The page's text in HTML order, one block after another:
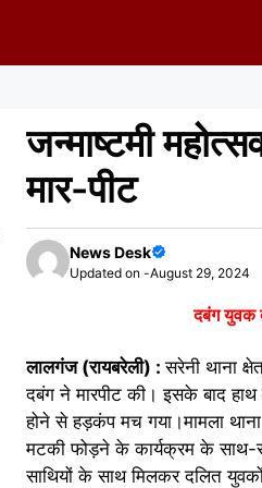
जन्माष्टमी
मार-पीट
News Desk
Updated on -August 29, 2024
दबंग युवक
लालगंज (रायबरेली) :सरेनी थाना
दबंग ने मारपीट की। इसके बाद हाथ
होने से हड़कंप मच गया।मामला
मटकी फोड़ने के कार्यक्रम के साथ-
साथियों के साथ मिलकर दलित